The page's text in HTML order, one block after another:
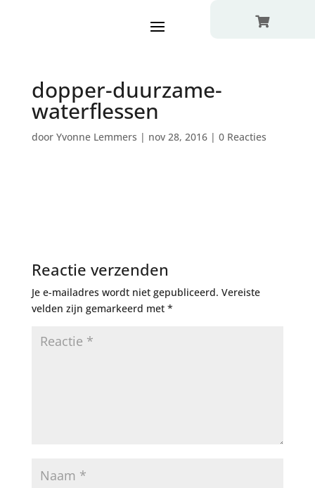

dopper-duurzame-
waterflessen
door Yvonne Lemmers | nov 28, 2016| 0 Reacties
Reactie verzenden
Je e-mailadres wordt niet gepubliceerd. Vereiste
velden zijn gemarkeerd met *